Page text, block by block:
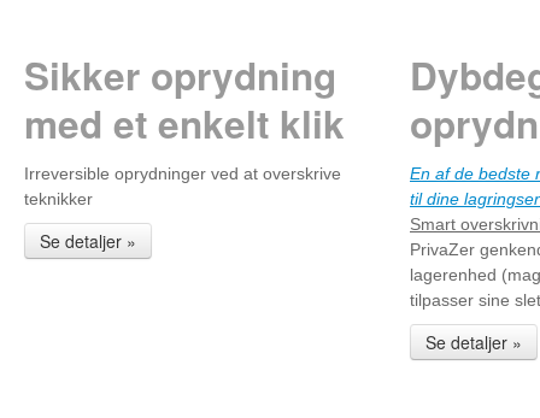
Sikker oprydning
med et enkelt klik
Irreversible oprydninger ved at overskrive
teknikker
Se detaljer »
En af de bedste
til dine
Smart
PrivaZer
lagerenhed
tilpasser sine
Se detaljer »